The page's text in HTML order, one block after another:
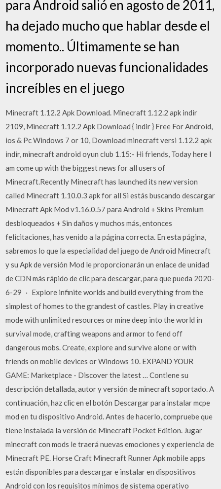
para Android salió en agosto de 2011,
ha dejado mucho que hablar desde el
momento.. Últimamente se han
incorporado nuevas funcionalidades
increíbles en el juego
Minecraft 1.12.2 Apk Download. Minecraft 1.12.2 apk indir
2109, Minecraft 1.12.2 Apk Download { indir } Free For Android,
ios & Pc Windows 7 or 10, Download minecraft versi 1.12.2 apk
indir, minecraft android oyun club 1.15:- Hi friends, Today here I
am come up with the biggest news for all users of
Minecraft.Recently Minecraft has launched its new version
called Minecraft 1.10.0.3 apk for all Si estás buscando descargar
Minecraft Apk Mod v1.16.0.57 para Android + Skins Premium
desbloqueados + Sin daños y muchos más, entonces
felicitaciones, has venido a la página correcta. En esta página,
sabremos lo que la especialidad del juego de Android Minecraft
y su Apk de versión Mod le proporcionarán un enlace de unidad
de CDN más rápido de clic para descargar, para que pueda 2020-
6-29 · Explore infinite worlds and build everything from the
simplest of homes to the grandest of castles. Play in creative
mode with unlimited resources or mine deep into the world in
survival mode, crafting weapons and armor to fend off
dangerous mobs. Create, explore and survive alone or with
friends on mobile devices or Windows 10. EXPAND YOUR
GAME: Marketplace - Discover the latest … Contiene su
descripción detallada, autor y versión de minecraft soportado. A
continuación, haz clic en el botón Descargar para instalar mcpe
mod en tu dispositivo Android. Antes de hacerlo, compruebe que
tiene instalada la versión de Minecraft Pocket Edition. Jugar
minecraft con mods le traerá nuevas emociones y experiencia de
Minecraft PE. Horse Craft Minecraft Runner Apk mobile apps
están disponibles para descargar e instalar en dispositivos
Android con los requisitos mínimos de sistema operativo